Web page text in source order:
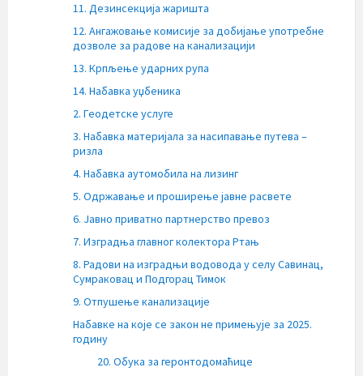
11. Дезинсекција жаришта
12. Ангажовање комисије за добијање употребне
дозволе за радове на канализацији
13. Крпљење ударних рупа
14. Набавка уџбеника
2. Геодетске услуге
3. Набавка материјала за насипавање путева –
ризла
4. Набавка аутомобила на лизинг
5. Одржавање и проширење јавне расвете
6. Јавно приватно партнерство превоз
7. Изградња главног колектора Ртањ
8. Радови на изградњи водовода у селу Савинац,
Сумраковац и Подгорац Тимок
9. Отпушење канализације
Набавке на које се закон не примењује за 2025.
годину
20. Обука за геронтодомаћице